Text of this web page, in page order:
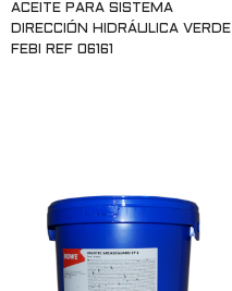
ACEITE PARA SISTEMA
DIRECCIÓN HIDRÁULICA VERDE
FEBI REF 06161